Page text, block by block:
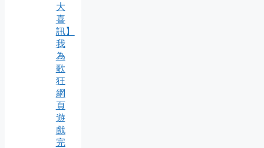
大
喜
訊】
我
為
歌
狂
網
頁
遊
戲
完